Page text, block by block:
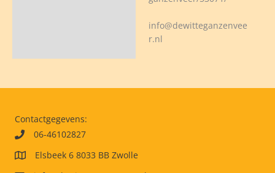
info@dewitteganzenvee
r.nl
Contactgegevens:
06-46102827
Elsbeek 6 8033 BB Zwolle